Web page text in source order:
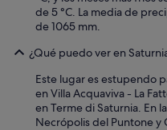
de 5 °C. La media de
de 1065 mm.
¿Qué puedo ver en
Este lugar es estupendo
en Villa Acquaviva - La
en Terme di Saturnia. En
Necrópolis del Puntone y